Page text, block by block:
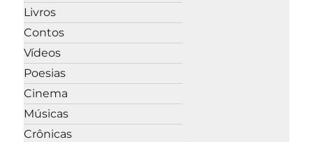
Livros
Contos
Vídeos
Poesias
Cinema
Músicas
Crônicas